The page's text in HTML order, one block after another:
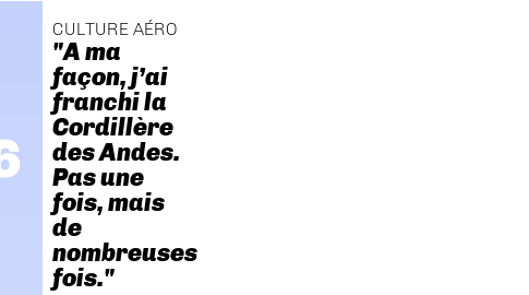
CULTURE AÉRO
"A ma
façon, j’ai
franchi la
Cordillère
des Andes.
Pas une
fois, mais
de
nombreuses
fois."